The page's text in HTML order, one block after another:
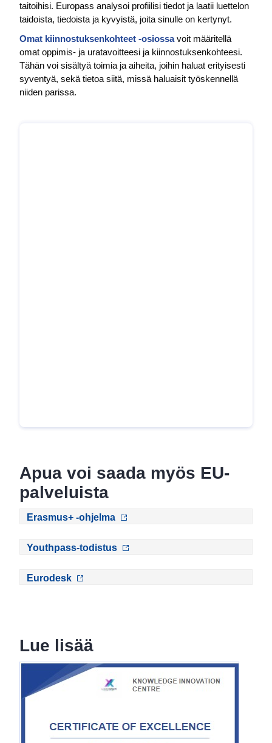
taitoihisi. Europass analysoi profiilisi tiedot ja laatii luettelon
taidoista, tiedoista ja kyvyistä, joita sinulle on kertynyt.
Omat kiinnostuksenkohteet -osiossavoit määritellä
omat oppimis- ja uratavoitteesi ja kiinnostuksenkohteesi.
Tähän voi sisältyä toimia ja aiheita, joihin haluat erityisesti
syventyä, sekä tietoa siitä, missä haluaisit työskennellä
niiden parissa.
Apua voi saada myös EU-
palveluista
Erasmus+ -ohjelma
Youthpass-todistus
Eurodesk
Lue lisää